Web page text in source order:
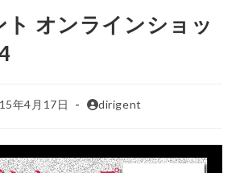
オンラインショッ
年4月17日 dirigent